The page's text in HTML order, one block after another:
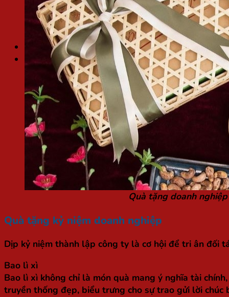
Chất liệu ngành in
Kiến thức in ấn
Thư viện mẫu
Túi / Hộp quà Tết
Tìm
Quà tặng doanh nghiệp
Quà tặng kỷ niệm doanh nghiệp
Dịp kỷ niệm thành lập công ty là cơ hội để tri ân đối
Bao lì xì
Bao lì xì không chỉ là món quà mang ý nghĩa tài
truyền thống đẹp, biểu trưng cho sự trao gửi lời chúc